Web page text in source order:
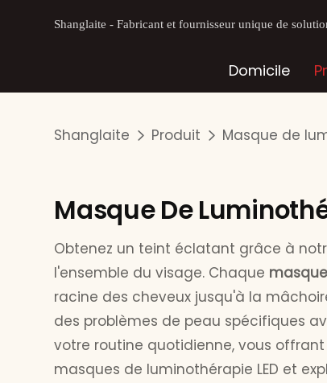
Shanglaite - Fabricant et fournisseur unique de
Domicile
Shanglaite Produit Masque de
Masque De
Obtenez un teint éclatant grâce à
l'ensemble du visage. Chaque masque
racine des cheveux jusqu'à la
des problèmes de peau spécifiques
votre routine quotidienne, vous
masques de luminothérapie LED et